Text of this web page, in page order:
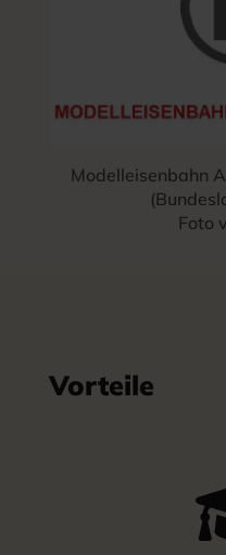
Modelleisenbahn
Foto
Vorteile